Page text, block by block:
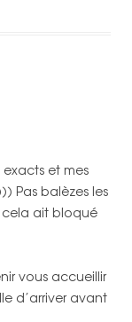
exacts et mes
Pas balèzes les
cela ait bloqué
vous accueillir
d’arriver avant